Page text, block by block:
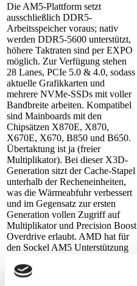
Die AM5-Plattform setzt
ausschließlich DDR5-
Arbeitsspeicher voraus; nativ
werden DDR5-5600 unterstützt,
höhere Taktraten sind per EXPO
möglich. Zur Verfügung stehen
28 Lanes, PCIe 5.0 & 4.0, sodass
aktuelle Grafikkarten und
mehrere NVMe-SSDs mit voller
Bandbreite arbeiten. Kompatibel
sind Mainboards mit den
Chipsätzen X870E, X870,
X670E, X670, B850 und B650.
Übertaktung ist ja (freier
Multiplikator). Bei dieser X3D-
Generation sitzt der Cache-Stapel
unterhalb der Recheneinheiten,
was die Wärmeabfuhr verbessert
und im Gegensatz zur ersten
Generation vollen Zugriff auf
Multiplikator und Precision Boost
Overdrive erlaubt. AMD hat für
den Sockel AM5 Unterstützung
was langfristige Aufrüstpfade
offen hält.